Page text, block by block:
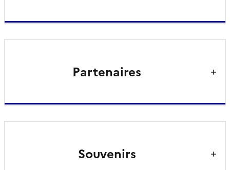
Partenaires
Souvenirs